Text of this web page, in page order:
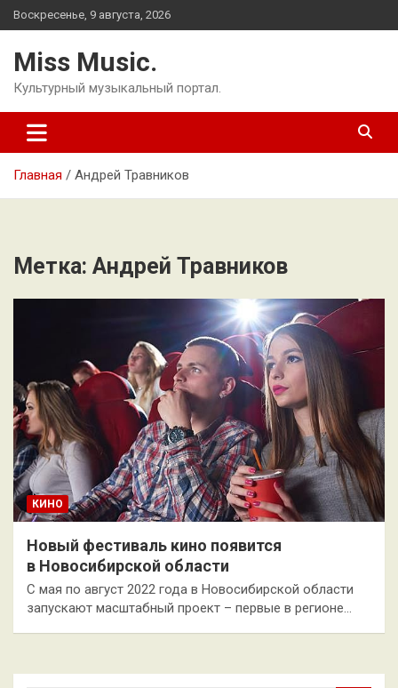
Перейти
к
Воскресенье, 9 августа, 2026
Miss Music.
Культурный музыкальный портал.
Главная Андрей Травников
Метка: Андрей Травников
КИНО
Новый фестиваль кино появится
в Новосибирской области
С мая по август 2022 года в Новосибирской области
запускают масштабный проект – первые в регионе…